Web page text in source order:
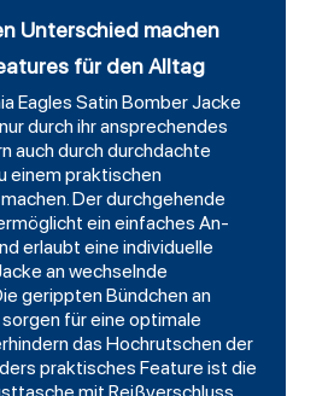
Unterschied machen
für den Alltag
Eagles Satin Bomber Jacke
durch ihr ansprechendes
auch durch durchdachte
einem praktischen
Der durchgehende
ein einfaches An-
erlaubt eine individuelle
an wechselnde
gerippten Bündchen an
für eine optimale
das Hochrutschen der
praktisches Feature ist die